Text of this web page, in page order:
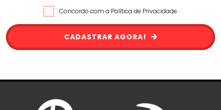
Concordo com a Política de Privacidade.
CADASTRAR AGORA!